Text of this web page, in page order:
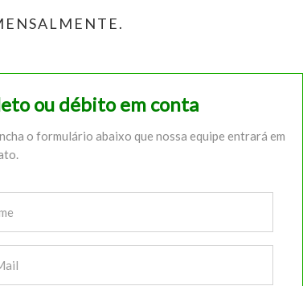
ou débito em conta
o formulário abaixo que nossa equipe entrará em